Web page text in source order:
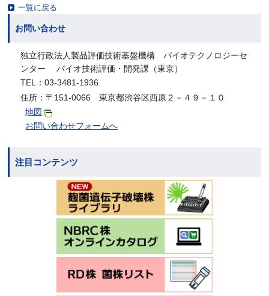
一覧に戻る
お問い合わせ
独立行政法人製品評価技術基盤機構 バイオテクノロジーセ
ンター バイオ技術評価・開発課（東京）
TEL：03-3481-1936
住所：〒151-0066 東京都渋谷区西原２－４９－１０
地図
お問い合わせフォームへ
注目コンテンツ